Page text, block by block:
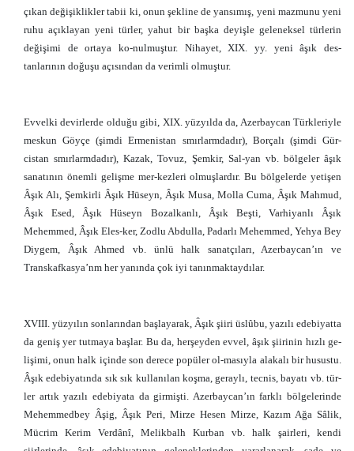
çıkan değişiklikler tabii ki, onun şekline de yansımış, yeni mazmunu yeni
ruhu açıklayan yeni türler, yahut bir başka deyişle geleneksel türlerin
değişimi de ortaya ko-nulmuştur. Nihayet, XIX. yy. yeni âşık des-
tanlarının doğuşu açısından da verimli olmuştur.
Evvelki devirlerde olduğu gibi, XIX. yüzyılda da, Azerbaycan Türkleriyle
meskun Göyçe (şimdi Ermenistan smırlarmdadır), Borçalı (şimdi Gür-
cistan smırlarmdadır), Kazak, Tovuz, Şemkir, Sal-yan vb. bölgeler âşık
sanatının önemli gelişme mer-kezleri olmuşlardır. Bu bölgelerde yetişen
Âşık Alı, Şemkirli Âşık Hüseyn, Âşık Musa, Molla Cuma, Âşık Mahmud,
Âşık Esed, Âşık Hüseyn Bozalkanlı, Âşık Beşti, Varhiyanlı Âşık
Mehemmed, Âşık Eles-ker, Zodlu Abdulla, Padarlı Mehemmed, Yehya Bey
Diygem, Âşık Ahmed vb. ünlü halk sanatçıları, Azerbaycan’ın ve
Transkafkasya’nm her yanında çok iyi tanınmaktaydılar.
XVIII. yüzyılın sonlarından başlayarak, Âşık şiiri üslûbu, yazılı edebiyatta
da geniş yer tutmaya başlar. Bu da, herşeyden evvel, âşık şiirinin hızlı ge-
lişimi, onun halk içinde son derece popüler ol-masıyla alakalı bir husustu.
Âşık edebiyatında sık sık kullanılan koşma, geraylı, tecnis, bayatı vb. tür-
ler artık yazılı edebiyata da girmişti. Azerbaycan’ın farklı bölgelerinde
Mehemmedbey Âşig, Âşık Peri, Mirze Hesen Mirze, Kazım Ağa Sâlik,
Mücrim Kerim Verdânî, Melikbalh Kurban vb. halk şairleri, kendi